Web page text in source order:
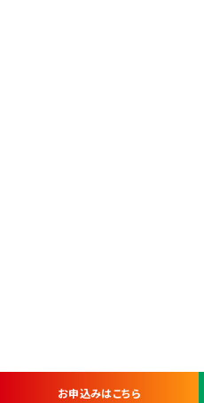
お申込みはこちら